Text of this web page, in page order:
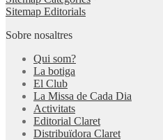
Sitemap Editorials
Sobre nosaltres
Qui som?
La botiga
El Club
La Missa de Cada Dia
Activitats
Editorial Claret
Distribuïdora Claret